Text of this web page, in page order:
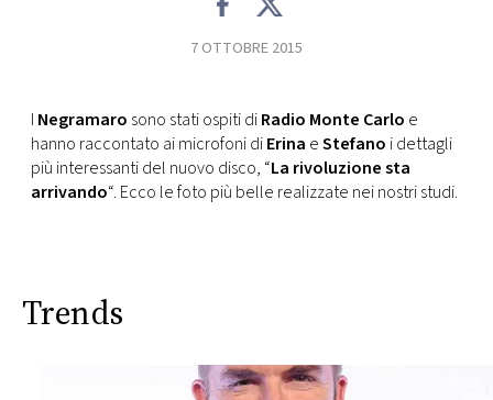
PRINCIPATO
DI
MONACO
7 OTTOBRE 2015
I Negramaro sono stati ospiti diRadio Monte Carlo e
hanno raccontato ai microfoni diErina eStefano i dettagli
più interessanti del nuovo disco, “La rivoluzione sta
arrivando“. Ecco le foto più belle realizzate nei nostri studi.
Trends